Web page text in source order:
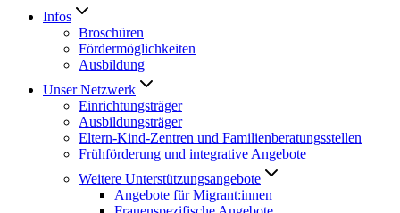
Infos
Broschüren
Fördermöglichkeiten
Ausbildung
Unser Netzwerk
Einrichtungsträger
Ausbildungsträger
Eltern-Kind-Zentren und Familienberatungsstellen
Frühförderung und integrative Angebote
Weitere Unterstützungsangebote
Angebote für Migrant:innen